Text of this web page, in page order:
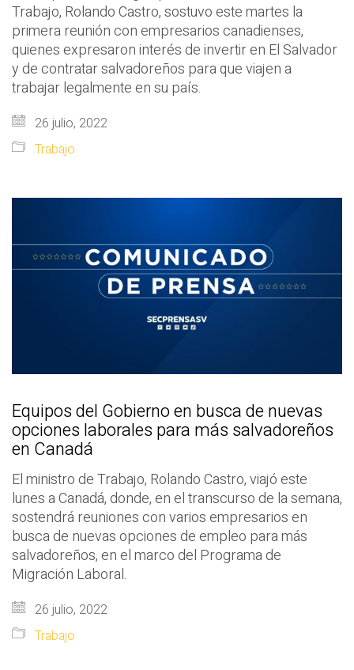
Trabajo, Rolando Castro, sostuvo este martes la
primera reunión con empresarios canadienses,
quienes expresaron interés de invertir en El Salvador
y de contratar salvadoreños para que viajen a
trabajar legalmente en su país.
26 julio, 2022
Trabajo
Equipos del Gobierno en busca de nuevas
opciones laborales para más salvadoreños
en Canadá
El ministro de Trabajo, Rolando Castro, viajó este
lunes a Canadá, donde, en el transcurso de la semana,
sostendrá reuniones con varios empresarios en
busca de nuevas opciones de empleo para más
salvadoreños, en el marco del Programa de
Migración Laboral.
26 julio, 2022
Trabajo